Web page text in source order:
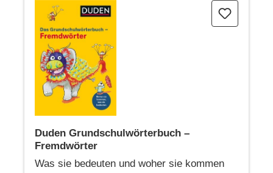
Duden Grundschulwörterbuch – Fremdwörter
Duden Grundschulwörterbuch –
Fremdwörter
Was sie bedeuten und woher sie kommen